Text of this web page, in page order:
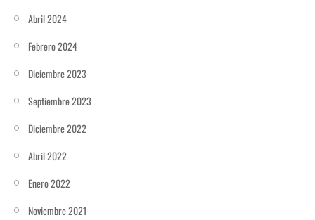
Abril 2024
Febrero 2024
Diciembre 2023
Septiembre 2023
Diciembre 2022
Abril 2022
Enero 2022
Noviembre 2021